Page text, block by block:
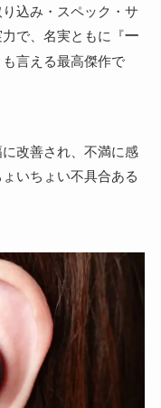
込み・スペック・サ
で、名実ともに『一
言える最高傑作で
改善され、不満に感
いちょい不具合ある